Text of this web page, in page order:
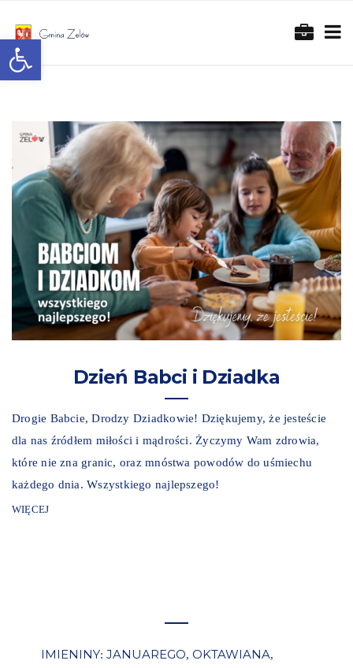
Otwórz pasek narzędzi
Dzień Babci i Dziadka
Drogie Babcie, Drodzy Dziadkowie! Dziękujemy, że jesteście
dla nas źródłem miłości i mądrości. Życzymy Wam zdrowia,
które nie zna granic, oraz mnóstwa powodów do uśmiechu
każdego dnia. Wszystkiego najlepszego!
WIĘCEJ
IMIENINY: JANUAREGO, OKTAWIANA,